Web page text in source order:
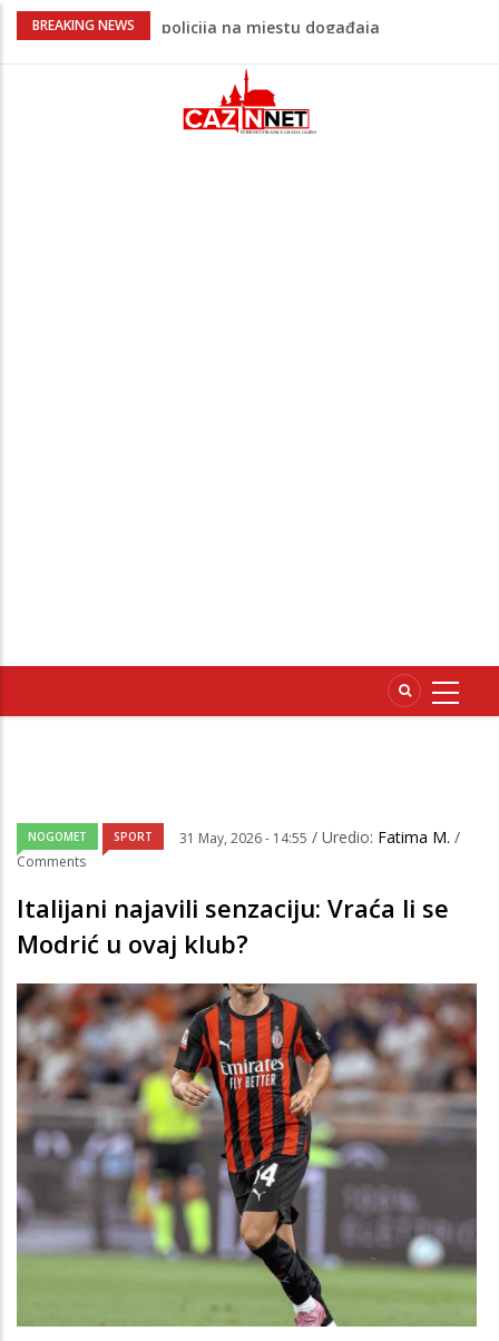
BREAKING NEWS
Ovo je 24-godišnji mladić koji je izgubio
Na Ahiret preselio LJUBIJANKIĆ (Hasan)
Na Ahiret preselio HALILOVIĆ (Smajil)
NOGOMET SPORT 31 May, 2026 - 14:55 / Uredio: Fatima M. /
Comments
Italijani najavili senzaciju: Vraća li se
Modrić u ovaj klub?